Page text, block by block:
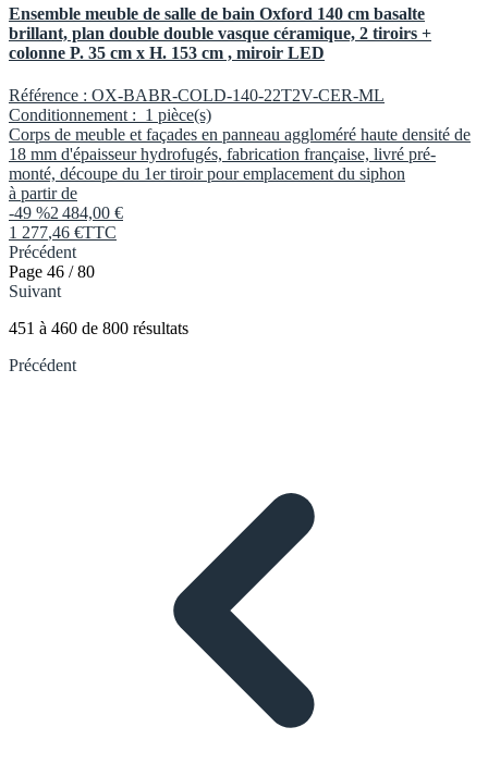
Ensemble meuble de salle de bain Oxford 140 cm basalte
brillant, plan double double vasque céramique, 2 tiroirs +
colonne P. 35 cm x H. 153 cm , miroir LED
Référence : OX-BABR-COLD-140-22T2V-CER-ML
Conditionnement : 1 pièce(s)
Corps de meuble et façades en panneau aggloméré haute densité de
18 mm d'épaisseur hydrofugés, fabrication française, livré pré-
monté, découpe du 1er tiroir pour emplacement du siphon
à partir de
-49 %2 484,00 €
1 277,46 €TTC
Précédent
Page 46 / 80
Suivant
451 à 460 de 800 résultats
Précédent